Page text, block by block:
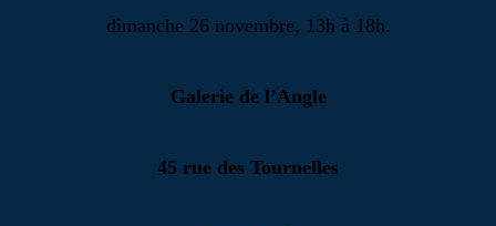
dimanche 26 novembre, 13h à 18h.
Galerie de l’Angle
45 rue des Tournelles